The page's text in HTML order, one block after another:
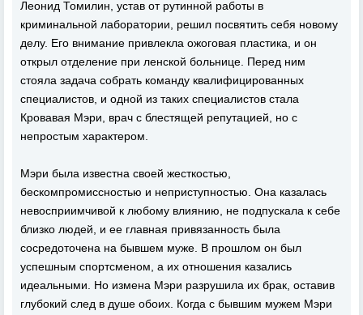
Леонид Томилин, устав от рутинной работы в
криминальной лаборатории, решил посвятить себя новому
делу. Его внимание привлекла ожоговая пластика, и он
открыл отделение при ленской больнице. Перед ним
стояла задача собрать команду квалифицированных
специалистов, и одной из таких специалистов стала
Кровавая Мэри, врач с блестящей репутацией, но с
непростым характером.
Мэри была известна своей жесткостью,
бескомпромиссностью и неприступностью. Она казалась
невосприимчивой к любому влиянию, не подпускала к себе
близко людей, и ее главная привязанность была
сосредоточена на бывшем муже. В прошлом он был
успешным спортсменом, а их отношения казались
идеальными. Но измена Мэри разрушила их брак, оставив
глубокий след в душе обоих. Когда с бывшим мужем Мэри